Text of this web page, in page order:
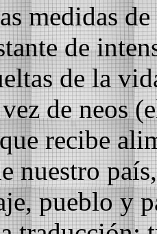
medidas
de
de la
de neos
recibe
nuestro
pueblo y